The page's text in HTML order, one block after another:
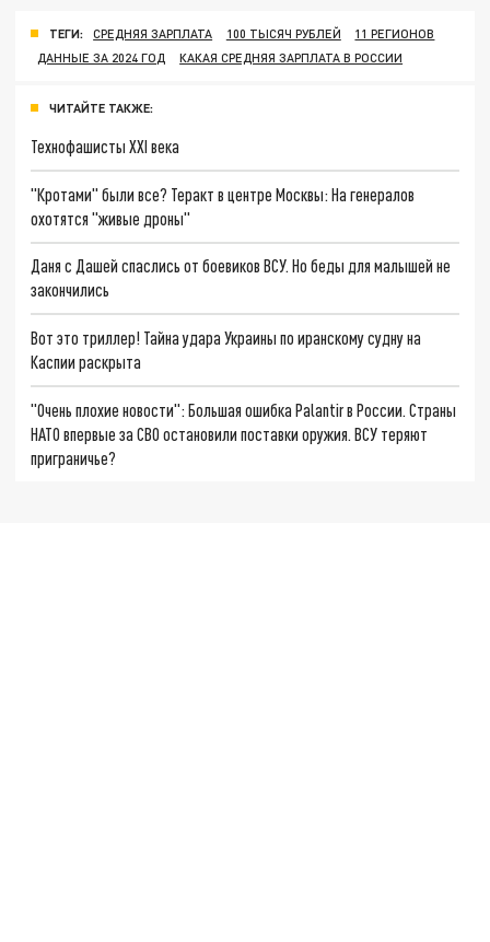
ТЕГИ: СРЕДНЯЯ ЗАРПЛАТА 100 ТЫСЯЧ РУБЛЕЙ
11 РЕГИОНОВ
ДАННЫЕ ЗА 2024 ГОД
КАКАЯ СРЕДНЯЯ ЗАРПЛАТА В РОССИИ
ЧИТАЙТЕ ТАКЖЕ:
Технофашисты XXI века
"Кротами" были все? Теракт в центре Москвы: На генералов
охотятся "живые дроны"
Даня с Дашей спаслись от боевиков ВСУ. Но беды для малышей не
закончились
Вот это триллер! Тайна удара Украины по иранскому судну на
Каспии раскрыта
"Очень плохие новости": Большая ошибка Palantir в России. Страны
НАТО впервые за СВО остановили поставки оружия. ВСУ теряют
приграничье?